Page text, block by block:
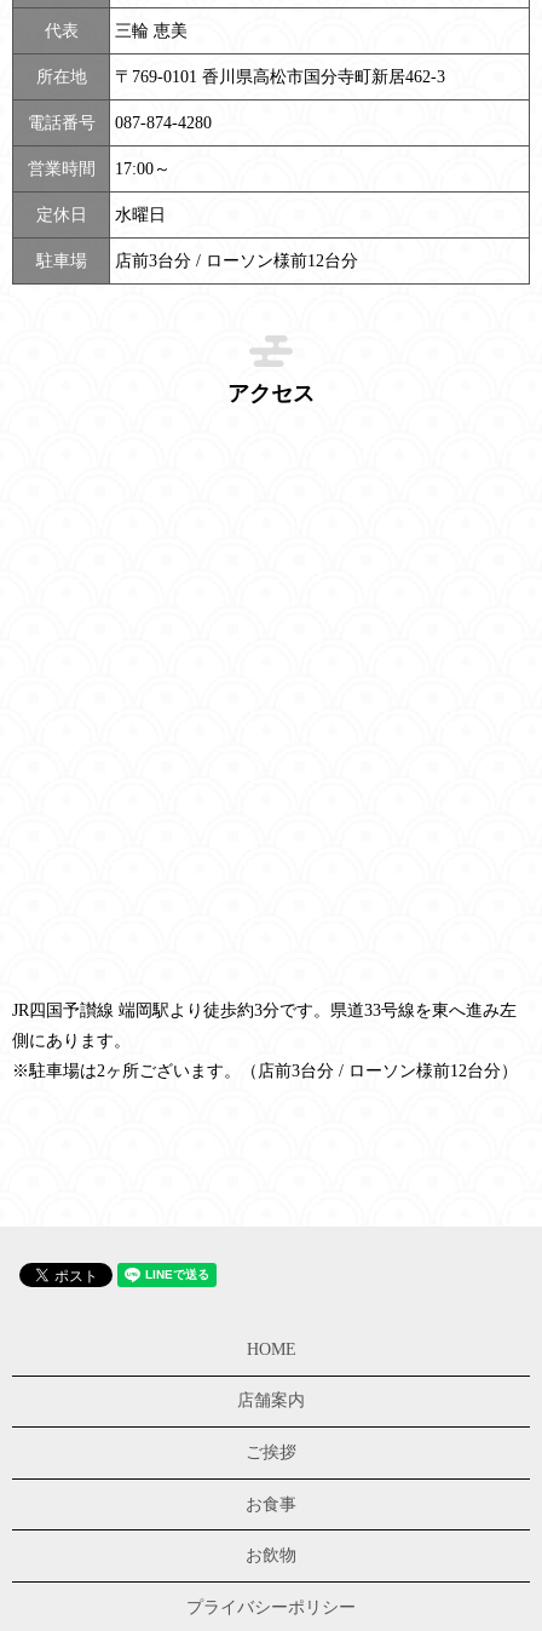
代表 三輪 恵美
所在地 〒769-0101 香川県高松市国分寺町新居462-3
電話番号 087-874-4280
営業時間 17:00～
定休日 水曜日
駐車場 店前3台分 / ローソン様前12台分
アクセス
JR四国予讃線 端岡駅より徒歩約3分です。県道33号線を東へ進み左
側にあります。
※駐車場は2ヶ所ございます。（店前3台分 / ローソン様前12台分）
HOME
店舗案内
ご挨拶
お食事
お飲物
プライバシーポリシー